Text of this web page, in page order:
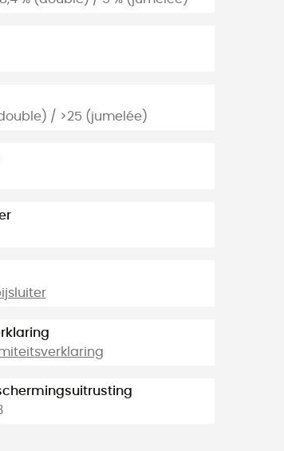
/ >25 (jumelée)